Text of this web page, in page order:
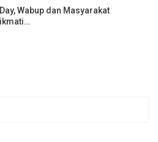
Wabup dan Masyarakat